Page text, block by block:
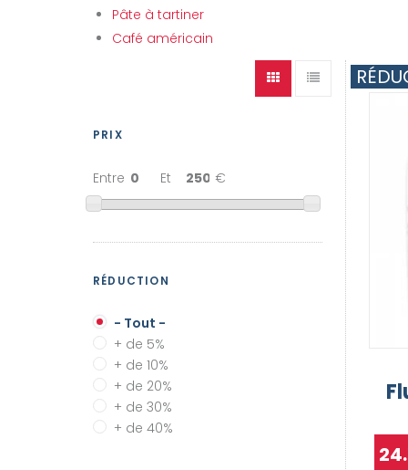
Pâte à tartiner
Café américain
PRIX
Et
RÉDUCTION
- Tout -
+ de 5%
+ de 10%
+ de 20%
+ de 30%
+ de 40%